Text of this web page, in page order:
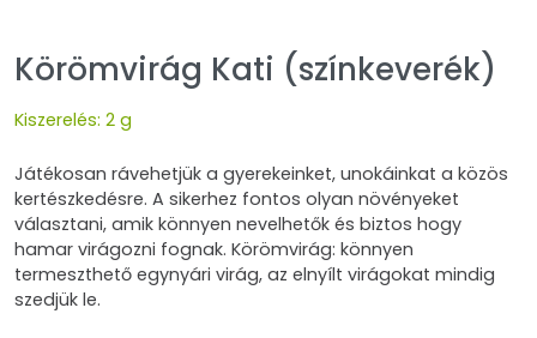
Körömvirág Kati (színkeverék)
Kiszerelés: 2 g
Játékosan rávehetjük a gyerekeinket, unokáinkat a közös
kertészkedésre. A sikerhez fontos olyan növényeket
választani, amik könnyen nevelhetők és biztos hogy
hamar virágozni fognak. Körömvirág: könnyen
termeszthető egynyári virág, az elnyílt virágokat mindig
szedjük le.